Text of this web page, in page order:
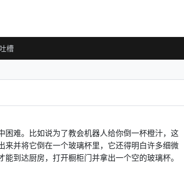
槽
难。比如说为了教会机器人给你倒一杯橙汁，这
并将它倒在一个玻璃杯里，它还得明白许多细微
到达厨房，打开橱柜门并拿出一个空的玻璃杯。